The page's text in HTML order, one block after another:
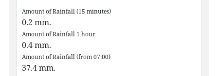
Amount of Rainfall (15 minutes)
0.2mm.
Amount of Rainfall 1 hour
0.4mm.
Amount of Rainfall (from 07:00)
37.4mm.